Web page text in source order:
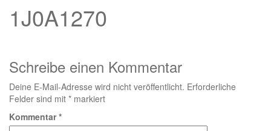
1J0A1270
Schreibe einen Kommentar
Deine E-Mail-Adresse wird nicht veröffentlicht. Erforderliche
Felder sind mit * markiert
Kommentar*